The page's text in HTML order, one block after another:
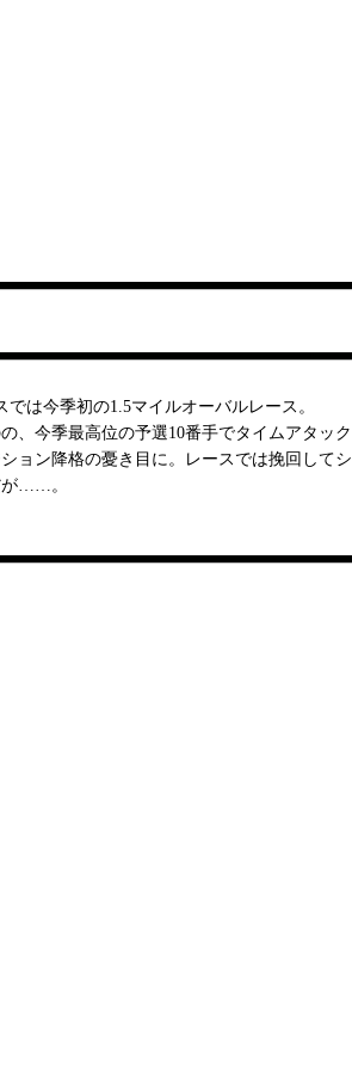
は今季初の1.5マイルオーバルレース。
、今季最高位の予選10番手でタイムアタック
ョン降格の憂き目に。レースでは挽回してシ
が……。